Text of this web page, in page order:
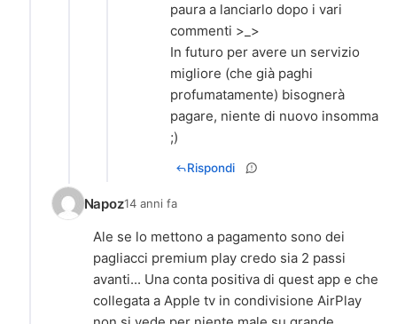
paura a lanciarlo dopo i vari
commenti >_>
In futuro per avere un servizio
migliore (che già paghi
profumatamente) bisognerà
pagare, niente di nuovo insomma
;)
Rispondi
Napoz14 anni fa
Ale se lo mettono a pagamento sono dei
pagliacci premium play credo sia 2 passi
avanti... Una conta positiva di quest app e che
collegata a Apple tv in condivisione AirPlay